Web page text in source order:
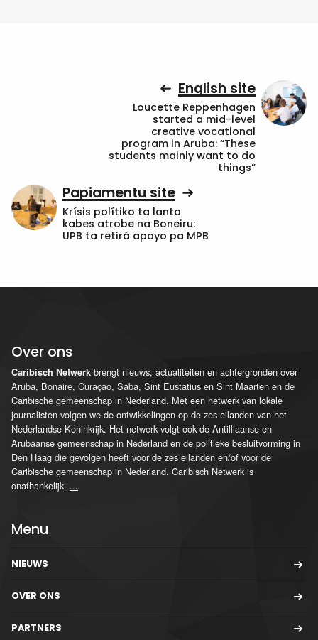
English site
Loucette Reppenhagen
started a mid-level
creative vocational
program in Aruba: “These
students mainly want to do
things”
Papiamentu site
Krísis polítiko ta lanta
kabes atrobe na Boneiru:
UPB ta retirá apoyo pa MPB
Over ons
Caribisch Netwerk brengt nieuws, actualiteiten en achtergronden over
Aruba, Bonaire, Curaçao, Saba, Sint Eustatius en Sint Maarten en de
Caribische gemeenschap in Nederland. Met een netwerk van lokale
journalisten volgen we de ontwikkelingen op de zes eilanden van het
Nederlandse Koninkrijk. Het netwerk volgt ook de Antilliaanse en
Arubaanse gemeenschap in Nederland en de politieke besluitvorming in
Den Haag die gevolgen heeft voor de zes eilanden en/of voor de
Caribische gemeenschap in Nederland. Caribisch Netwerk is
onafhankelijk. ...
Menu
NIEUWS
OVER ONS
PARTNERS